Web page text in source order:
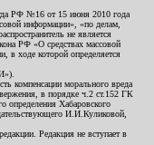
РФ №16 от 15 июня 2010 года
информации», «по делам,
не является
РФ «О средствах массовой
в ходе которой определяется
компенсации морального вреда
в порядке ч.2 ст.152 ГК
определения Хабаровского
И.И.Куликовой,
Редакция не вступает в